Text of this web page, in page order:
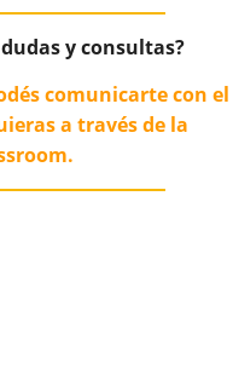
y consultas?
comunicarte con el
a través de la